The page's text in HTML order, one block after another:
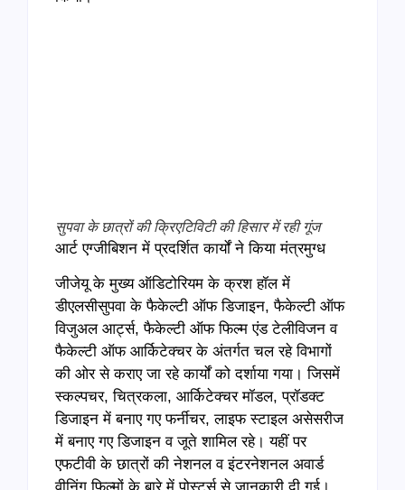
सुपवा के छात्रों की क्रिएटिविटी की हिसार में रही गूंज
आर्ट एग्जीबिशन में प्रदर्शित कार्यों ने किया मंत्रमुग्ध
जीजेयू के मुख्य ऑडिटोरियम के क्रश हॉल में
डीएलसीसुपवा के फैकेल्टी ऑफ डिजाइन, फैकेल्टी ऑफ
विजुअल आर्ट्स, फैकेल्टी ऑफ फिल्म एंड टेलीविजन व
फैकेल्टी ऑफ आर्किटेक्चर के अंतर्गत चल रहे विभागों
की ओर से कराए जा रहे कार्यों को दर्शाया गया। जिसमें
स्कल्पचर, चित्रकला, आर्किटेक्चर मॉडल, प्रॉडक्ट
डिजाइन में बनाए गए फर्नीचर, लाइफ स्टाइल असेसरीज
में बनाए गए डिजाइन व जूते शामिल रहे। यहीं पर
एफटीवी के छात्रों की नेशनल व इंटरनेशनल अवार्ड